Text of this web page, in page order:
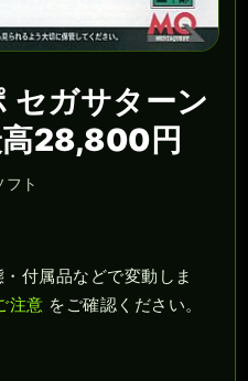
セガサターン
高28,800円
ト
付属品などで変動しま
注意 をご確認ください。